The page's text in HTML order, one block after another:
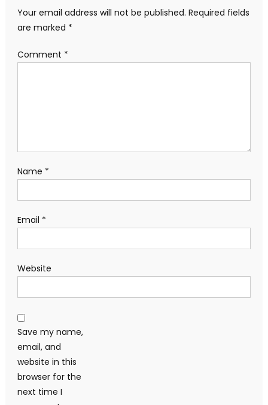
Your email address will not be published. Required fields
are marked *
Comment *
Name *
Email *
Website
Save my name,
email, and
website in this
browser for the
next time I